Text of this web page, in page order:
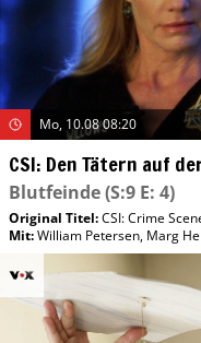
Mo, 10.08 08:20
CSI: Den Tätern auf
Blutfeinde(S:9 E: 4)
Original Titel:CSI: Crime
Mit:William Petersen, Marg